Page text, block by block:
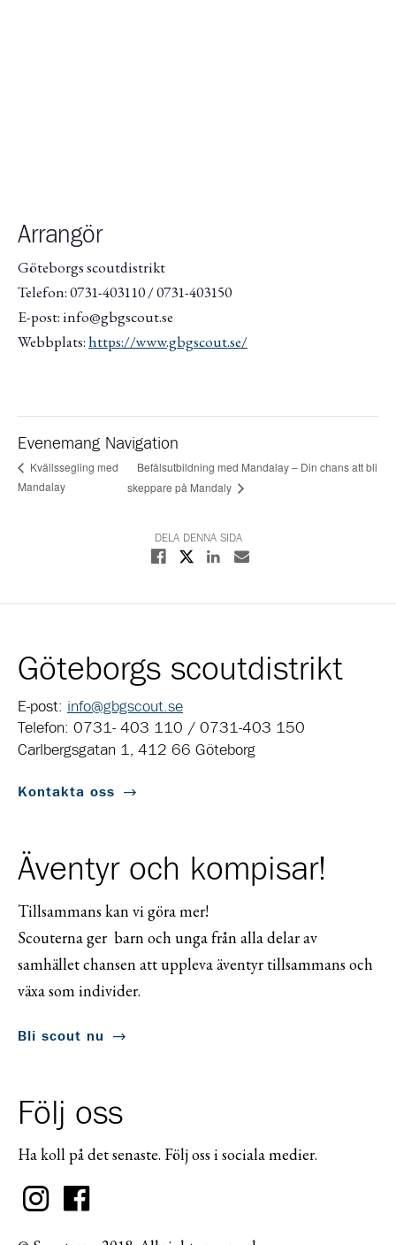
Arrangör
Göteborgs scoutdistrikt
Telefon: 0731-403110 / 0731-403150
E-post: info@gbgscout.se
Webbplats:https://www.gbgscout.se/
Evenemang Navigation
Kvällssegling med
Mandalay
Befälsutbildning med Mandalay – Din chans att bli
skeppare på Mandaly
DELA DENNA SIDA
Dela på Facebook
Dela på XDela på Linkedin
Dela med E-post
Göteborgs scoutdistrikt
E-post: info@gbgscout.se
Telefon: 0731- 403 110 / 0731-403 150
Carlbergsgatan 1, 412 66 Göteborg
Kontakta oss
Äventyr och kompisar!
Tillsammans kan vi göra mer!
Scouterna ger barn och unga från alla delar av
samhället chansen att uppleva äventyr tillsammans och
växa som individer.
Bli scout nu
Följ oss
Ha koll på det senaste. Följ oss i sociala medier.